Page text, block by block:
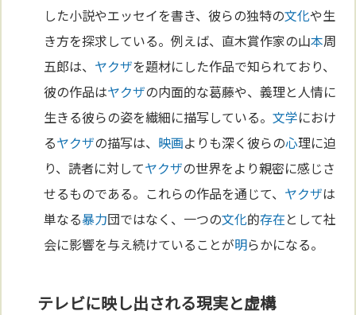
した小説やエッセイを書き、彼らの独特の文化や生
き方を探求している。例えば、直木賞作家の山本周
五郎は、 ヤクザを題材にした作品で知られており、
彼の作品はヤクザの内面的な葛藤や、義理と人情に
生きる彼らの姿を繊細に描写している。文学におけ
るヤクザの描写は、 映画よりも深く彼らの心理に迫
り、読者に対してヤクザの世界をより親密に感じさ
せるものである。これらの作品を通じて、 ヤクザは
単なる暴力団ではなく、一つの文化的存在として社
会に影響を与え続けていることが明らかになる。
テレビに映し出される現実と虚構